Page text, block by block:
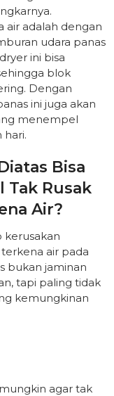
air adalah dengan
udara panas
ini bisa
blok
Dengan
ini juga akan
menempel
Bisa
Tak Rusak
Air?
kerusakan
air pada
bukan jaminan
tapi paling tidak
kemungkinan
agar tak